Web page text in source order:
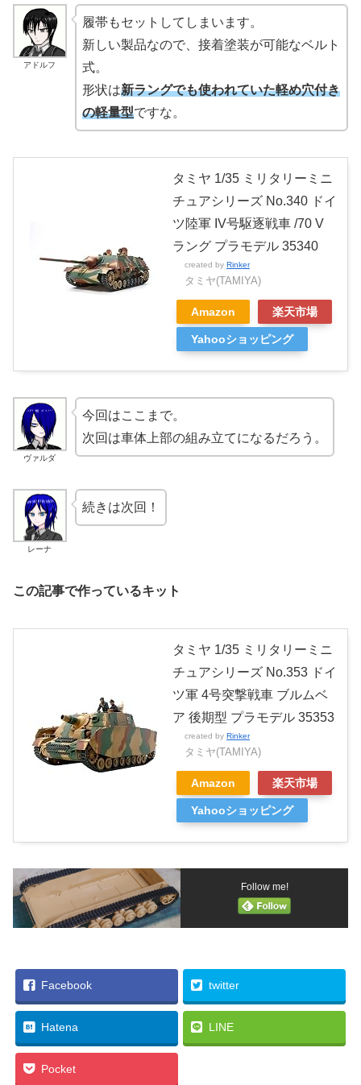
アドルフ
履帯もセットしてしまいます。
新しい製品なので、接着塗装が可能なベルト
式。
形状は新ラングでも使われていた軽め穴付き
の軽量型ですな。
タミヤ 1/35 ミリタリーミニ
チュアシリーズ No.340 ドイ
ツ陸軍 IV号駆逐戦車 /70 V
ラング プラモデル 35340
created by Rinker
タミヤ(TAMIYA)
Amazon 楽天市場
Yahooショッピング
ヴァルダ
今回はここまで。
次回は車体上部の組み立てになるだろう。
レーナ
続きは次回！
この記事で作っているキット
タミヤ 1/35 ミリタリーミニ
チュアシリーズ No.353 ドイ
ツ軍 4号突撃戦車 ブルムベ
ア 後期型 プラモデル 35353
created by Rinker
タミヤ(TAMIYA)
Amazon 楽天市場
Yahooショッピング
Follow me!
Facebook twitter
Hatena LINE
Pocket